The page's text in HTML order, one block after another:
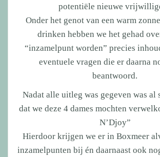
potentiële nieuwe
Onder het genot van een warm
drinken hebben we het gehad
“inzamelpunt worden” precies
eventuele vragen die er daarna
beantwoord.
Nadat alle uitleg was gegeven was
dat we deze 4 dames mochten
N’Djoy”
Hierdoor krijgen we er in Boxmeer
inzamelpunten bij én daarnaast ook